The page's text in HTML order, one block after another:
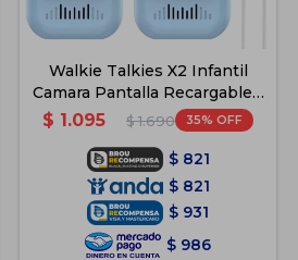
Walkie Talkies X2 Infantil
Camara Pantalla Recargable -
Celeste
$ 1.095 $ 1.690 35
$ 821
$ 821
$ 931
$ 986